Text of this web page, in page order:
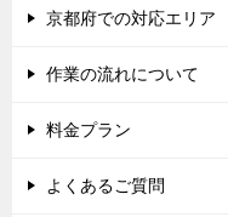
京都府での対応エリア
作業の流れについて
料金プラン
よくあるご質問